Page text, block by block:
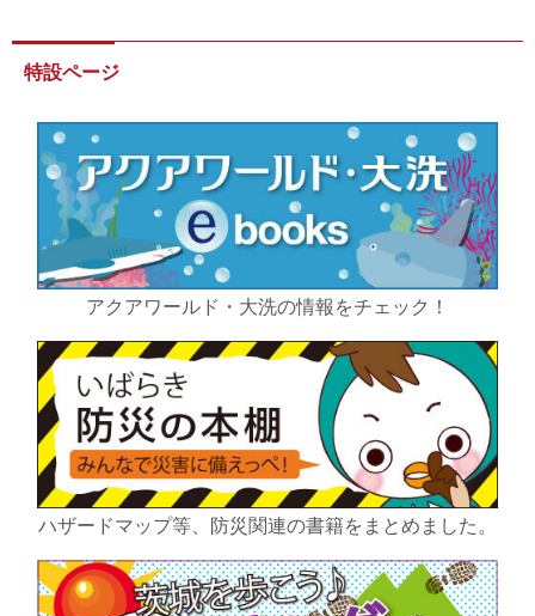
特設ページ
アクアワールド・大洗の情報をチェック！
ハザードマップ等、防災関連の書籍をまとめました。